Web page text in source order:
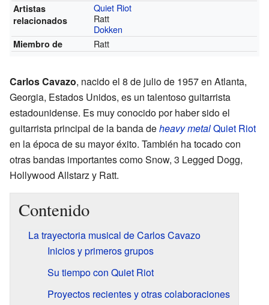
Artistas
relacionados
Quiet Riot
Ratt
Dokken
Miembro de Ratt
Carlos Cavazo, nacido el 8 de julio de 1957 en Atlanta,
Georgia, Estados Unidos, es un talentoso guitarrista
estadounidense. Es muy conocido por haber sido el
guitarrista principal de la banda deheavy metalQuiet Riot
en la época de su mayor éxito. También ha tocado con
otras bandas importantes como Snow, 3 Legged Dogg,
Hollywood Allstarz y Ratt.
Contenido
La trayectoria musical de Carlos Cavazo
Inicios y primeros grupos
Su tiempo con Quiet Riot
Proyectos recientes y otras colaboraciones